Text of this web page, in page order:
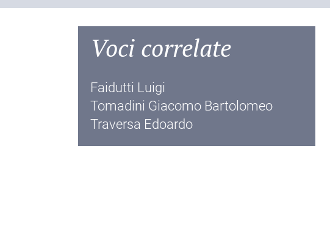
Voci correlate
Faidutti Luigi
Tomadini Giacomo Bartolomeo
Traversa Edoardo